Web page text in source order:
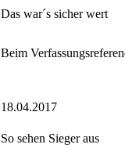
Das war´s sicher wert
Beim
18.04.2017
So sehen Sieger aus